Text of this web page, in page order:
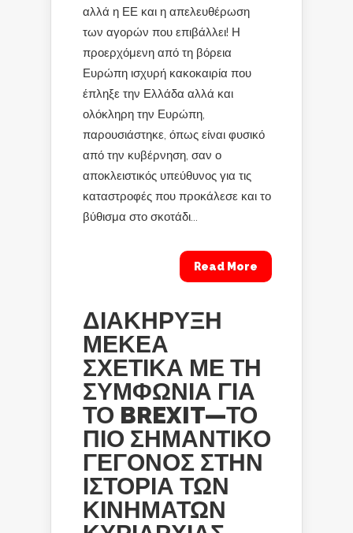
αλλά η ΕΕ και η απελευθέρωση
των αγορών που επιβάλλει! Η
προερχόμενη από τη βόρεια
Ευρώπη ισχυρή κακοκαιρία που
έπληξε την Ελλάδα αλλά και
ολόκληρη την Ευρώπη,
παρουσιάστηκε, όπως είναι φυσικό
από την κυβέρνηση, σαν ο
αποκλειστικός υπεύθυνος για τις
καταστροφές που προκάλεσε και το
βύθισμα στο σκοτάδι...
Read More
ΔΙΑΚΗΡΥΞΗ
ΜΕΚΕΑ
ΣΧΕΤΙΚΑ ΜΕ ΤΗ
ΣΥΜΦΩΝΙΑ ΓΙΑ
ΤΟ BREXIT—ΤΟ
ΠΙΟ ΣΗΜΑΝΤΙΚΟ
ΓΕΓΟΝΟΣ ΣΤΗΝ
ΙΣΤΟΡΙΑ ΤΩΝ
ΚΙΝΗΜΑΤΩΝ